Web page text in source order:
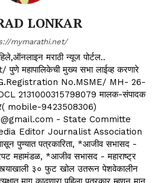
LONKAR
mymarathi.net/
मराठी न्यूज पोर्टल..
महापालिकेची मुख्य सभा लाईव्ह करणारे
No.MSME/ MH- 26-
2131000315798079 मालक-संपादक
mobile-9423508306)
- State Committe
Editor Journalist Association
पुण्यात पत्रकारिता, *आजीव सभासद -
महामंडळ, *आजीव सभासद - महाराष्ट्र
रस्त्याखाली ३० फुट खोल उतरून पेशवेकालीन